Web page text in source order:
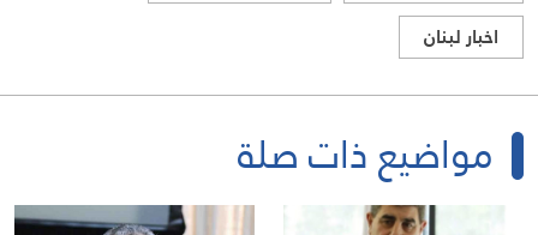
اخبار لبنان
مواضيع ذات صلة